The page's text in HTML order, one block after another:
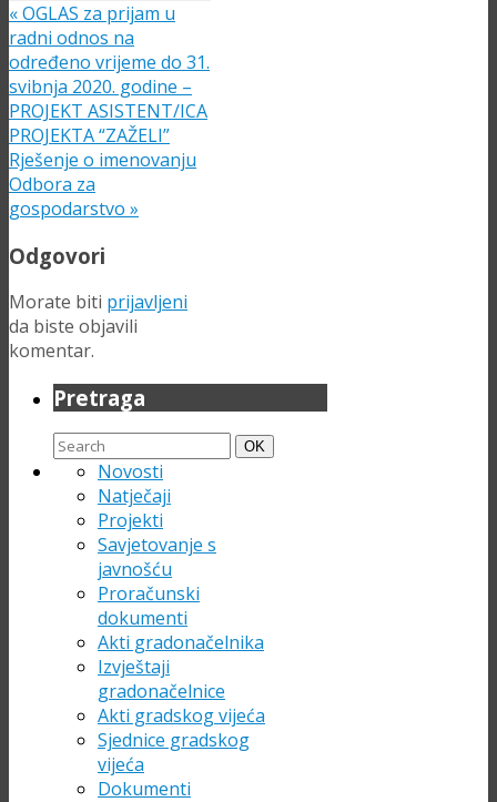
«OGLAS za prijam u
radni odnos na
određeno vrijeme do 31.
svibnja 2020. godine –
PROJEKT ASISTENT/ICA
PROJEKTA “ZAŽELI”
Rješenje o imenovanju
Odbora za
gospodarstvo »
Odgovori
Morate biti prijavljeni
da biste objavili
komentar.
Pretraga
Search
for:
Search
OK
Novosti
Natječaji
Projekti
Savjetovanje s
javnošću
Proračunski
dokumenti
Akti gradonačelnika
Izvještaji
gradonačelnice
Akti gradskog vijeća
Sjednice gradskog
vijeća
Dokumenti